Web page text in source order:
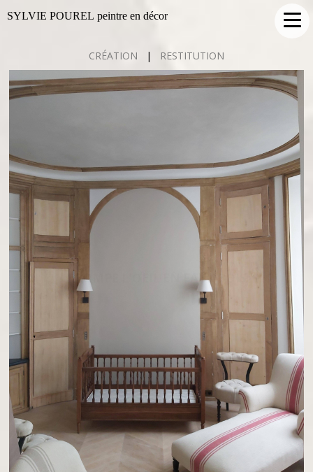
SYLVIE POUREL peintre en décor
CRÉATION | RESTITUTION
TROMPE L'OEIL EN FAUX BOIS